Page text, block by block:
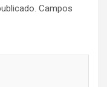
Campos